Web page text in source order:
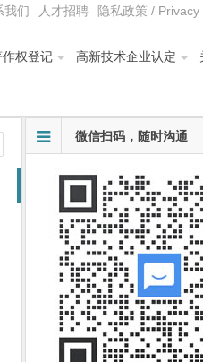
我们 人才招聘 隐私政策 / Privacy
作权登记 高新技术企业认定
微信扫码，随时沟通